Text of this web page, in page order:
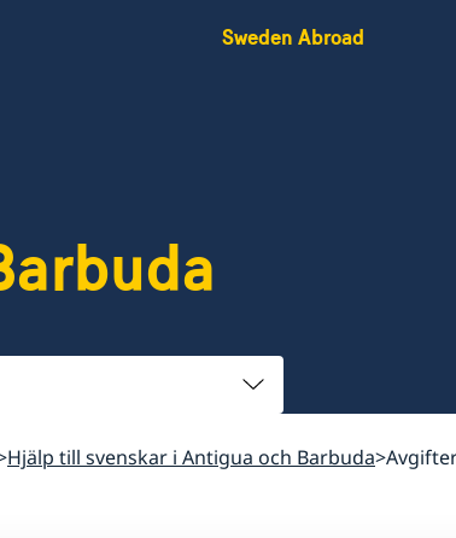
Sweden Abroad
Hjälp till svenskar i Antigua och Barbuda